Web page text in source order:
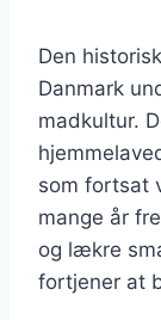
Den
Danmark
madkultur.
som fortsat
mange år
og lækre
fortjener at